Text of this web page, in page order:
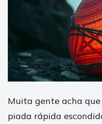
Muita gente acha
piada rápida